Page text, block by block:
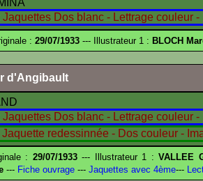
: 29/07/1933 --- Illustrateur 1 : BLOCH
d'Angibault
: 29/07/1933--- Illustrateur 1 :VALLEE
--- Fiche ouvrage --- Jaquettes avec 4ème---